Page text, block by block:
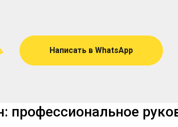
Написать в WhatsApp
профессиональное